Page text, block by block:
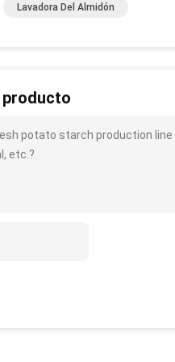
Lavadora Del Almidón
producto
potato starch production
etc.?